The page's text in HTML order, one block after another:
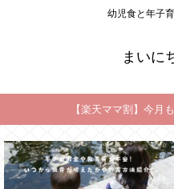
幼児食と年子
まいに
【楽天ママ割】今月